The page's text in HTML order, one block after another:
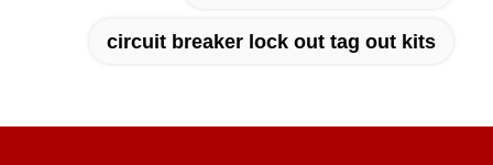
circuit breaker lock out tag out kits